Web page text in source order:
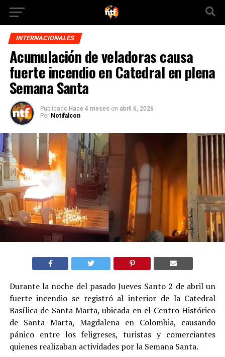
INTERNACIONALES
Acumulación de veladoras causa
fuerte incendio en Catedral en plena
Semana Santa
Publicado Hace 4 meses on abril 6, 2026
Por Notifalcon
Durante la noche del pasado Jueves Santo 2 de abril un
fuerte incendio se registró al interior de la Catedral
Basílica de Santa Marta, ubicada en el Centro Histórico
de Santa Marta, Magdalena en Colombia, causando
pánico entre los feligreses, turistas y comerciantes
quienes realizaban actividades por la Semana Santa.